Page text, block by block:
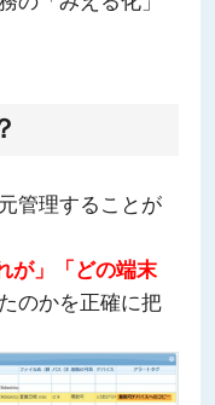
管理することが
が」「どの端末
のかを正確に把